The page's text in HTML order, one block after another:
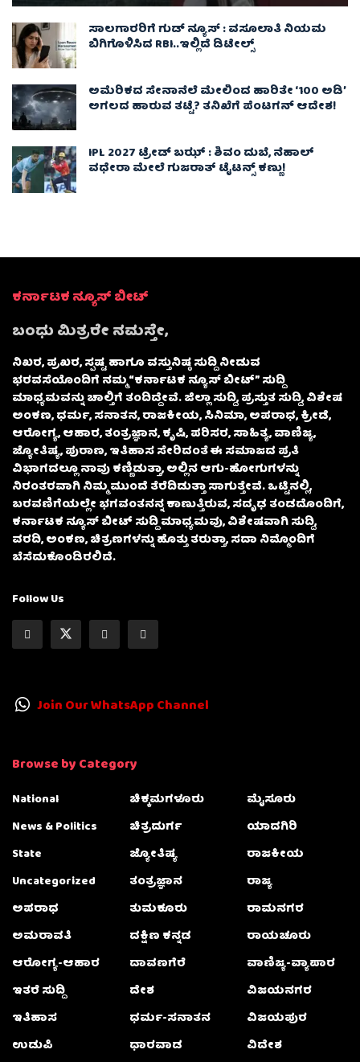
ಸಾಲಗಾರರಿಗೆ ಗುಡ್ ನ್ಯೂಸ್ : ವಸೂಲಾತಿ ನಿಯಮ
ಬಿಗಿಗೊಳಿಸಿದ RBI..ಇಲ್ಲಿದೆ ಡಿಟೇಲ್ಸ್
ಅಮೆರಿಕದ ಸೇನಾನೆಲೆ ಮೇಲಿಂದ ಹಾರಿತೇ ‘100 ಅಡಿ’
ಅಗಲದ ಹಾರುವ ತಟ್ಟೆ? ತನಿಖೆಗೆ ಪೆಂಟಗನ್ ಆದೇಶ!
IPL 2027 ಟ್ರೇಡ್‌ ಬಝ್ : ಶಿವಂ ದುಬೆ, ನೆಹಾಲ್
ವಧೇರಾ ಮೇಲೆ ಗುಜರಾತ್ ಟೈಟನ್ಸ್ ಕಣ್ಣು!
ಕರ್ನಾಟಕ ನ್ಯೂಸ್ ಬೀಟ್
ಬಂಧು ಮಿತ್ರರೇ ನಮಸ್ತೇ,
ನಿಖರ, ಪ್ರಖರ, ಸ್ಪಷ್ಟ ಹಾಗೂ ವಸ್ತುನಿಷ್ಠ ಸುದ್ದಿ ನೀಡುವ
ಭರವಸೆಯೊಂದಿಗೆ ನಮ್ಮ “ಕರ್ನಾಟಕ ನ್ಯೂಸ್ ಬೀಟ್” ಸುದ್ದಿ
ಮಾಧ್ಯಮವನ್ನು ಚಾಲ್ತಿಗೆ ತಂದಿದ್ದೇವೆ. ಜಿಲ್ಲಾ ಸುದ್ದಿ, ಪ್ರಸ್ತುತ ಸುದ್ದಿ, ವಿಶೇಷ
ಅಂಕಣ, ಧರ್ಮ, ಸನಾತನ, ರಾಜಕೀಯ, ಸಿನಿಮಾ, ಅಪರಾಧ, ಕ್ರೀಡೆ,
ಆರೋಗ್ಯ, ಆಹಾರ, ತಂತ್ರಜ್ಞಾನ, ಕೃಷಿ, ಪರಿಸರ, ಸಾಹಿತ್ಯ, ವಾಣಿಜ್ಯ,
ಜ್ಯೋತಿಷ್ಯ, ಪುರಾಣ, ಇತಿಹಾಸ ಸೇರಿದಂತೆ ಈ ಸಮಾಜದ ಪ್ರತಿ
ವಿಭಾಗದಲ್ಲೂ ನಾವು ಕಣ್ಣಿಡುತ್ತಾ, ಅಲ್ಲಿನ ಆಗು-ಹೋಗುಗಳನ್ನು
ನಿರಂತರವಾಗಿ ನಿಮ್ಮ ಮುಂದೆ ತೆರೆದಿಡುತ್ತಾ ಸಾಗುತ್ತೇವೆ. ಒಟ್ಟಿನಲ್ಲಿ,
ಬರವಣಿಗೆಯಲ್ಲೇ ಭಗವಂತನನ್ನ ಕಾಣುತ್ತಿರುವ, ಸದೃಢ ತಂಡದೊಂದಿಗೆ,
ಕರ್ನಾಟಕ ನ್ಯೂಸ್ ಬೀಟ್ ಸುದ್ದಿ ಮಾಧ್ಯಮವು, ವಿಶೇಷವಾಗಿ ಸುದ್ದಿ,
ವರದಿ, ಅಂಕಣ, ಚಿತ್ರಣಗಳನ್ನು ಹೊತ್ತು ತರುತ್ತಾ, ಸದಾ ನಿಮ್ಮೊಂದಿಗೆ
ಬೆಸೆದುಕೊಂಡಿರಲಿದೆ.
Follow Us
Join Our WhatsApp Channel
Browse by Category
National
News & Politics
State
Uncategorized
ಅಪರಾಧ
ಅಮರಾವತಿ
ಆರೋಗ್ಯ-ಆಹಾರ
ಇತರೆ ಸುದ್ದಿ
ಇತಿಹಾಸ
ಉಡುಪಿ
ಚಿಕ್ಕಮಗಳೂರು
ಚಿತ್ರದುರ್ಗ
ಜ್ಯೋತಿಷ್ಯ
ತಂತ್ರಜ್ಞಾನ
ತುಮಕೂರು
ದಕ್ಷಿಣ ಕನ್ನಡ
ದಾವಣಗೆರೆ
ದೇಶ
ಧರ್ಮ-ಸನಾತನ
ಧಾರವಾಡ
ಮೈಸೂರು
ಯಾದಗಿರಿ
ರಾಜಕೀಯ
ರಾಜ್ಯ
ರಾಮನಗರ
ರಾಯಚೂರು
ವಾಣಿಜ್ಯ-ವ್ಯಾಪಾರ
ವಿಜಯನಗರ
ವಿಜಯಪುರ
ವಿದೇಶ